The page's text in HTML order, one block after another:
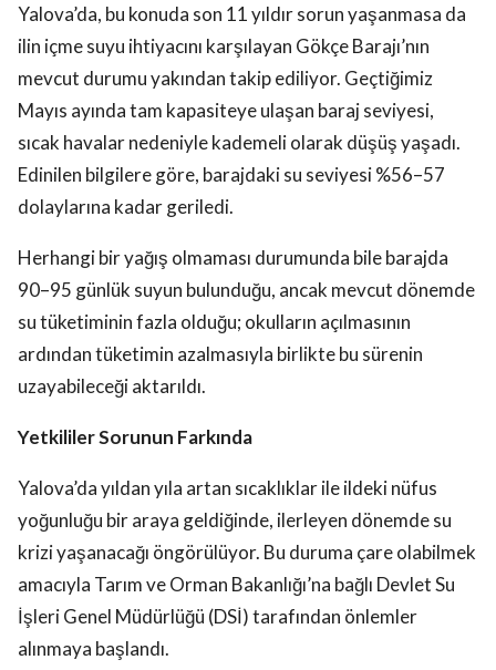
Yalova’da, bu konuda son 11 yıldır sorun yaşanmasa da
ilin içme suyu ihtiyacını karşılayan Gökçe Barajı’nın
mevcut durumu yakından takip ediliyor. Geçtiğimiz
Mayıs ayında tam kapasiteye ulaşan baraj seviyesi,
sıcak havalar nedeniyle kademeli olarak düşüş yaşadı.
Edinilen bilgilere göre, barajdaki su seviyesi %56–57
dolaylarına kadar geriledi.
Herhangi bir yağış olmaması durumunda bile barajda
90–95 günlük suyun bulunduğu, ancak mevcut dönemde
su tüketiminin fazla olduğu; okulların açılmasının
ardından tüketimin azalmasıyla birlikte bu sürenin
uzayabileceği aktarıldı.
Yetkililer Sorunun Farkında
Yalova’da yıldan yıla artan sıcaklıklar ile ildeki nüfus
yoğunluğu bir araya geldiğinde, ilerleyen dönemde su
krizi yaşanacağı öngörülüyor. Bu duruma çare olabilmek
amacıyla Tarım ve Orman Bakanlığı’na bağlı Devlet Su
İşleri Genel Müdürlüğü (DSİ) tarafından önlemler
alınmaya başlandı.